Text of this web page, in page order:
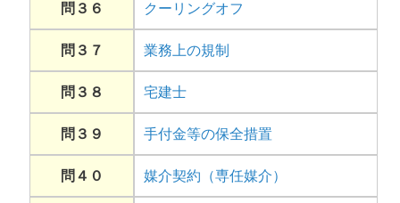
問３６ クーリングオフ
問３７ 業務上の規制
問３８ 宅建士
問３９ 手付金等の保全措置
問４０ 媒介契約（専任媒介）